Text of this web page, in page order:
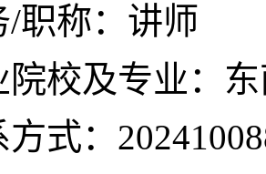
/职称：讲师
院校及专业：
式：